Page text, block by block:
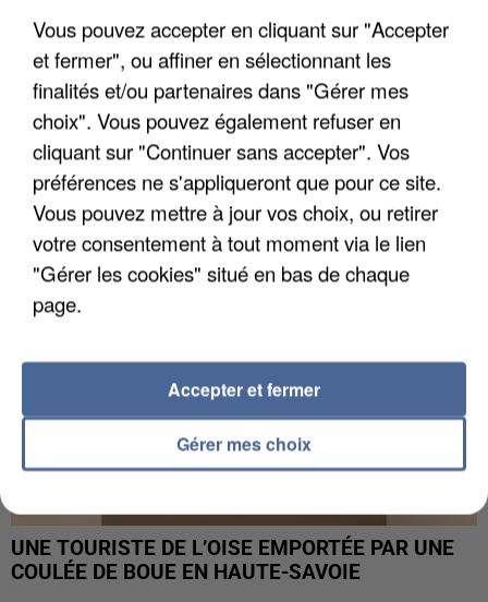
UN SECOND CADRE DE LA DZ MAFIA
INTERPELLÉ EN ALGÉRIE
UNE TOURISTE DE L’OISE EMPORTÉE PAR UNE
COULÉE DE BOUE EN HAUTE-SAVOIE
Vous pouvez accepter en cliquant sur "Accepter
et fermer", ou affiner en sélectionnant les
finalités et/ou partenaires dans "Gérer mes
choix". Vous pouvez également refuser en
cliquant sur "Continuer sans accepter". Vos
préférences ne s'appliqueront que pour ce site.
Vous pouvez mettre à jour vos choix, ou retirer
votre consentement à tout moment via le lien
"Gérer les cookies" situé en bas de chaque
page.
Gérer mes choix
Accepter et fermer